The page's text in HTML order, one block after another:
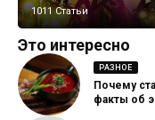
1011 Статьи
Это интересно
РАЗНОЕ
Почему
факты об